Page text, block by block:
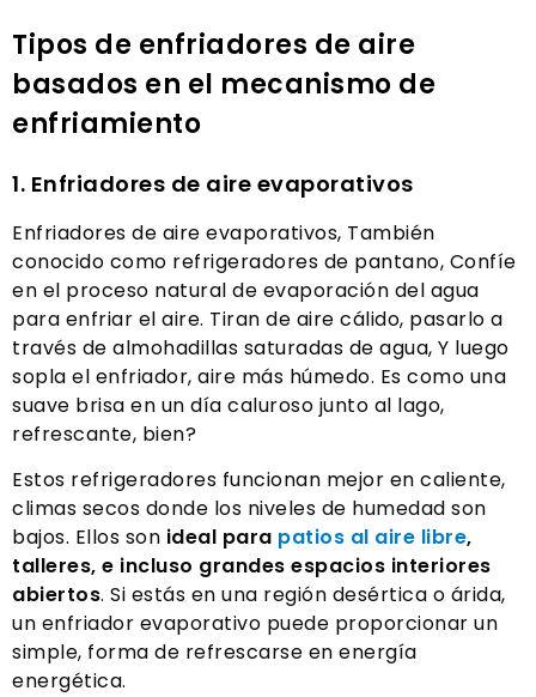
Tipos de enfriadores de aire
basados ​​en el mecanismo de
enfriamiento
1. Enfriadores de aire evaporativos
Enfriadores de aire evaporativos, También
conocido como refrigeradores de pantano, Confíe
en el proceso natural de evaporación del agua
para enfriar el aire. Tiran de aire cálido, pasarlo a
través de almohadillas saturadas de agua, Y luego
sopla el enfriador, aire más húmedo. Es como una
suave brisa en un día caluroso junto al lago,
refrescante, bien?
Estos refrigeradores funcionan mejor en caliente,
climas secos donde los niveles de humedad son
bajos. Ellos son ideal para patios al aire libre,
talleres, e incluso grandes espacios interiores
abiertos. Si estás en una región desértica o árida,
un enfriador evaporativo puede proporcionar un
simple, forma de refrescarse en energía
energética.